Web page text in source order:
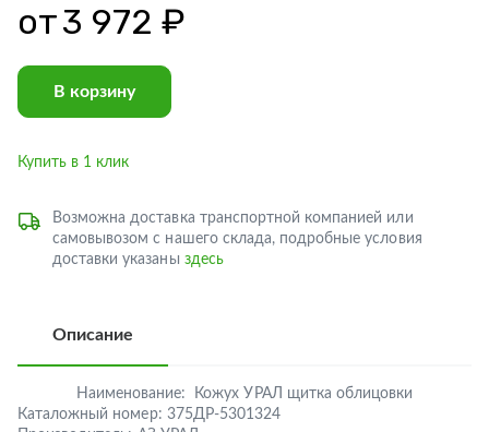
от3 972 ₽
В корзину
Купить в 1 клик
Возможна доставка транспортной компанией или
самовывозом с нашего склада, подробные условия
доставки указаны здесь
Описание
Наименование:
Кожух УРАЛ щитка облицовки
Каталожный номер: 375ДР-5301324